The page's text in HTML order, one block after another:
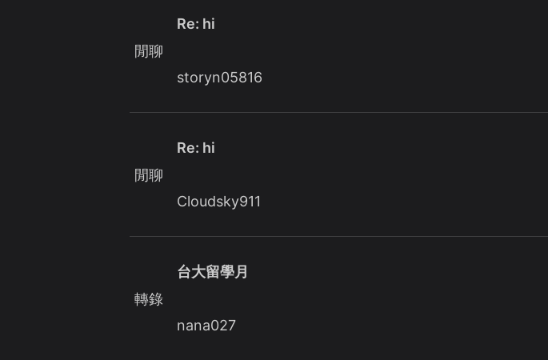
閒聊
Re: hi
storyn05816
閒聊
Re: hi
Cloudsky911
轉錄
台大留學月
nana027